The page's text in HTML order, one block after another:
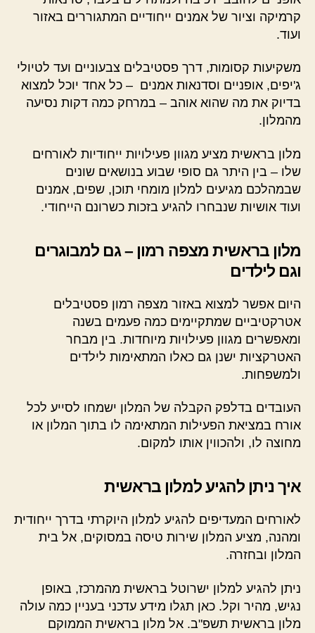
קרמיקה וציור של אמנים ייחודיים המתגוררים באזור
ועוד.
משקיעות קסומות, דרך פסטיבלים צבעוניים ועד לטיולי
ג'יפים, אופניים וסדנאות אמנים – כל אחד יוכל למצוא
בדיוק את מה שהוא אוהב – במרחק כמה דקות נסיעה
מהמלון.
מלון בראשית מציע מגוון פעילויות ייחודיות לאורחים
שלו – בין היתר גם סופי שבוע בנושאים שונים
שבמהלכם מגיעים למלון מומחי תוכן, שפים, אמנים
ועוד אושיות שנבחרו להגיע בזכות כשרונם הייחודי.
מלון בראשית מצפה רמון – גם למבוגרים
וגם לילדים
היום אפשר למצוא באזור מצפה רמון פסטיבלים
אטרקטיביים שמתקיימים כמה פעמים בשנה
ומאפשרים מגוון פעילויות מיוחדות. בין מבחר
האטרקציות ישנן גם כאלו המתאימות לילדים
ולמשפחות.
העובדים בדלפק הקבלה של המלון ישמחו לסייע לכל
אורח במציאת הפעילות המתאימה לו בתוך המלון או
מחוצה לו, ולהכווין אותו למקום.
איך ניתן להגיע למלון בראשית
לאורחים המעדיפים להגיע למלון היוקרתי בדרך ייחודית
ומהנה, מציע המלון שירות טיסה במסוקים, אל בית
המלון ובחזרה.
ניתן להגיע למלון ישרוטל בראשית מהמרכז, באופן
נגיש, מהיר וקל. כאן תגלו מידע עדכני בעניין כמה עולה
מלון בראשית תשפ"ב. אל מלון בראשית הממוקם